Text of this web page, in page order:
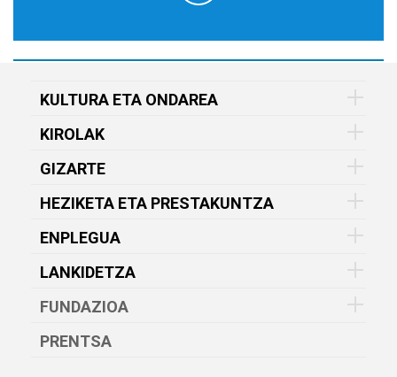
KULTURA ETA ONDAREA
KIROLAK
GIZARTE
HEZIKETA ETA PRESTAKUNTZA
ENPLEGUA
LANKIDETZA
FUNDAZIOA
PRENTSA